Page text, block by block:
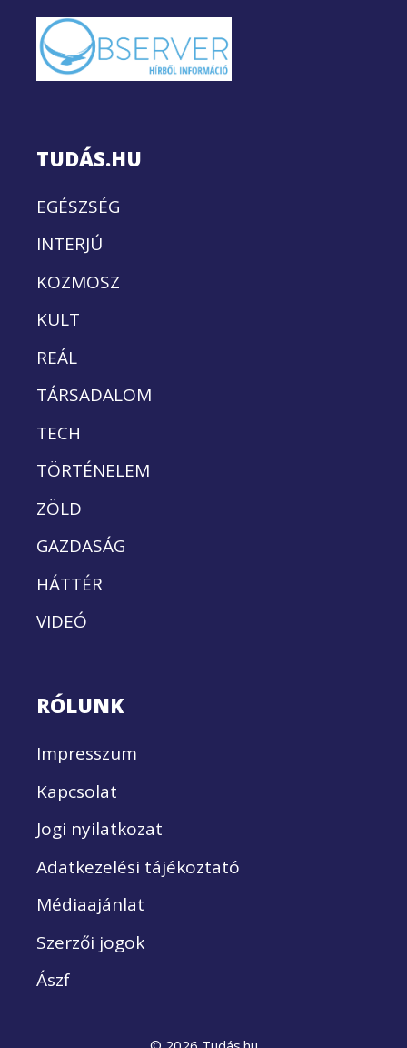
TUDÁS.HU
EGÉSZSÉG
INTERJÚ
KOZMOSZ
KULT
REÁL
TÁRSADALOM
TECH
TÖRTÉNELEM
ZÖLD
GAZDASÁG
HÁTTÉR
VIDEÓ
RÓLUNK
Impresszum
Kapcsolat
Jogi nyilatkozat
Adatkezelési tájékoztató
Médiaajánlat
Szerzői jogok
Ászf